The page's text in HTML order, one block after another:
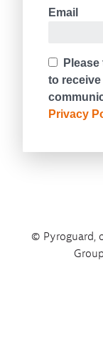
© Pyroguard,